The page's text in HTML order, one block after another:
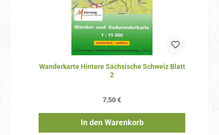
Wanderkarte Hintere Sächsische Schweiz Blatt
2
Regulärer Preis:
7,50 €
In den Warenkorb